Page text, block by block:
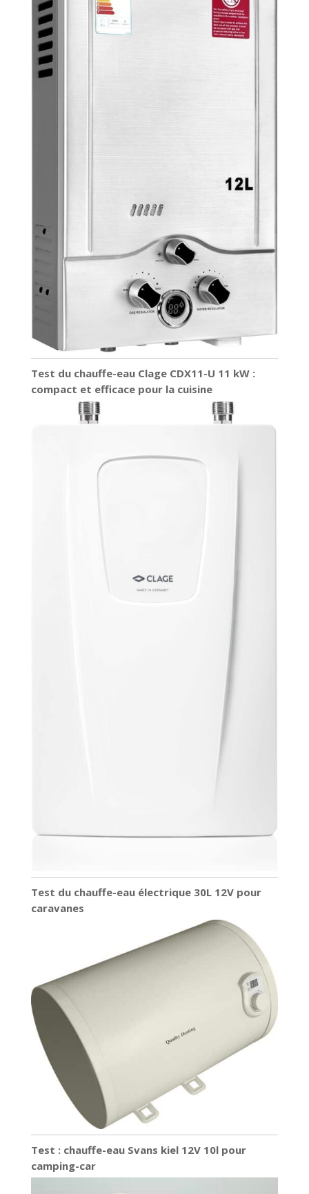
Test du chauffe-eau Clage CDX11-U 11 kW :
compact et efficace pour la cuisine
Test du chauffe-eau électrique 30L 12V pour
caravanes
Test : chauffe-eau Svans kiel 12V 10l pour
camping-car